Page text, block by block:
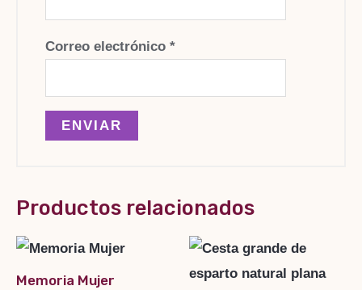
Correo electrónico *
Productos relacionados
Memoria Mujer